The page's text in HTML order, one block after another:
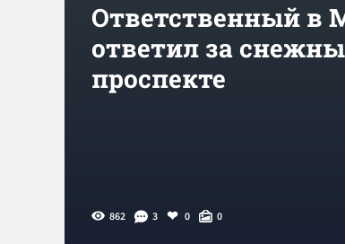
Ответственный в
ответил за
проспекте
862 3 0 0